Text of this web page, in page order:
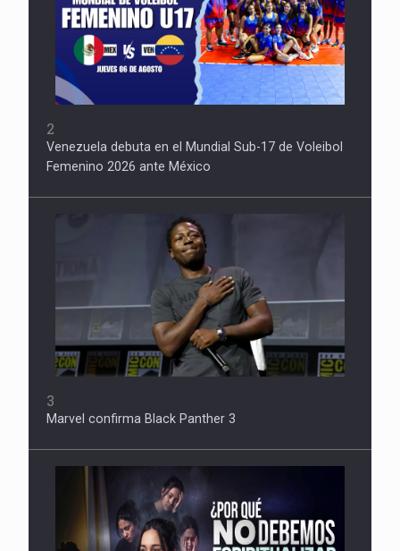
2
Venezuela debuta en el Mundial Sub-17 de Voleibol
Femenino 2026 ante México
3
Marvel confirma Black Panther 3